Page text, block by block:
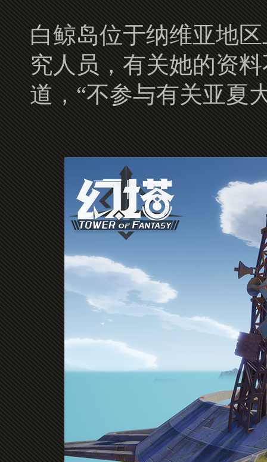
白鲸岛位于纳维亚地
究人员，有关她的资
道，“不参与有关亚夏